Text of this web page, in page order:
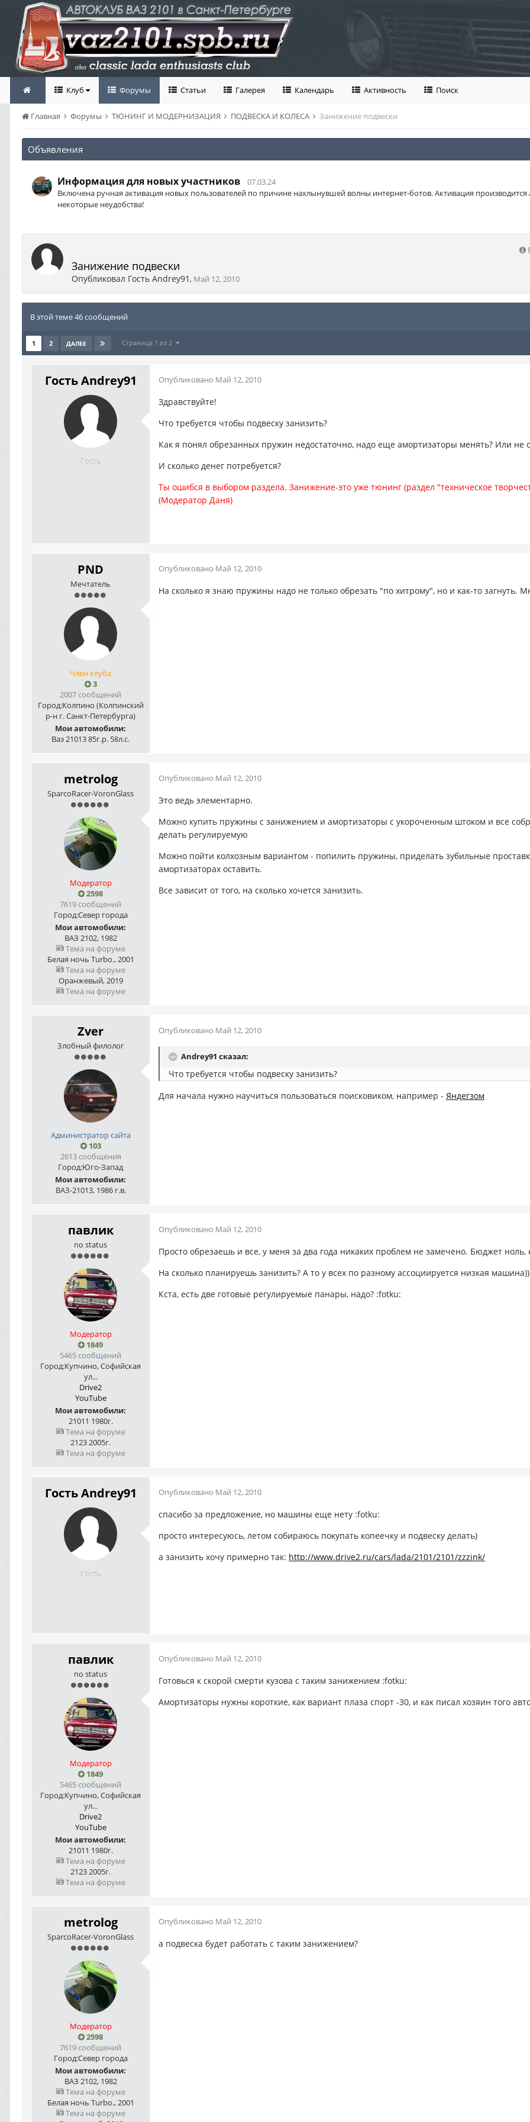
Клуб Форумы Статьи Галерея Календарь Активность Поиск
Главная Форумы ТЮНИНГ И МОДЕРНИЗАЦИЯ ПОДВЕСКА И КОЛЕСА Занижение подвески
Объявления
Информация для новых участников
07.03.24
Включена ручная активация новых пользователей по причине нахлынувшей волны интернет-ботов. Активация
некоторые неудобства!
Занижение подвески
Опубликовал Гость Andrey91, Май 12, 2010
В этой теме 46 сообщений
1 2 ДАЛЕЕ Страница 1 из 2
Гость Andrey91
Гость
Опубликовано Май 12, 2010
Здравствуйте!
Что требуется чтобы подвеску занизить?
Как я понял обрезанных пружин недостаточно, надо еще амортизаторы менять? Или не
И сколько денег потребуется?
Ты ошибся в выбором раздела. Занижение-это уже тюнинг (раздел "техническое
(Модератор Даня)
PND
Мечтатель
Член клуба
3
2007 сообщений
Город:Колпино (Колпинский
р-н г. Санкт-Петербурга)
Мои автомобили:
Ваз 21013 85г.р. 58л.с.
Опубликовано Май 12, 2010
На сколько я знаю пружины надо не только обрезать "по хитрому", но и как-то загнуть.
metrolog
SparcoRacer-VoronGlass
Модератор
2598
7619 сообщений
Город:Север города
Мои автомобили:
ВАЗ 2102, 1982
Тема на форуме
Белая ночь Turbo., 2001
Тема на форуме
Оранжевый, 2019
Тема на форуме
Опубликовано Май 12, 2010
Это ведь элементарно.
Можно купить пружины с занижением и амортизаторы с укороченным штоком и все
делать регулируемую
Можно пойти колхозным вариантом - попилить пружины, приделать зубильные
амортизаторах оставить.
Все зависит от того, на сколько хочется занизить.
Zver
Злобный филолог
Администратор сайта
103
2613 сообщения
Город:Юго-Запад
Мои автомобили:
ВАЗ-21013, 1986 г.в.
Опубликовано Май 12, 2010
Andrey91 сказал:
Что требуется чтобы подвеску занизить?
Для начала нужно научиться пользоваться поисковиком, например - Яндегзом
павлик
no status
Модератор
1849
5465 сообщений
Город:Купчино, Софийская
ул...
Drive2
YouTube
Мои автомобили:
21011 1980г.
Тема на форуме
2123 2005г.
Тема на форуме
Опубликовано Май 12, 2010
Просто обрезаешь и все, у меня за два года никаких проблем не замечено. Бюджет
На сколько планируешь занизить? А то у всех по разному ассоциируется низкая
Кста, есть две готовые регулируемые панары, надо? :fotku:
Гость Andrey91
Гость
Опубликовано Май 12, 2010
спасибо за предложение, но машины еще нету :fotku:
просто интересуюсь, летом собираюсь покупать копеечку и подвеску делать)
а занизить хочу примерно так: http://www.drive2.ru/cars/lada/2101/2101/zzzink/
павлик
no status
Модератор
1849
5465 сообщений
Город:Купчино, Софийская
ул...
Drive2
YouTube
Мои автомобили:
21011 1980г.
Тема на форуме
2123 2005г.
Тема на форуме
Опубликовано Май 12, 2010
Готовься к скорой смерти кузова с таким занижением :fotku:
Амортизаторы нужны короткие, как вариант плаза спорт -30, и как писал хозяин того
metrolog
SparcoRacer-VoronGlass
Модератор
2598
7619 сообщений
Город:Север города
Мои автомобили:
ВАЗ 2102, 1982
Тема на форуме
Белая ночь Turbo., 2001
Тема на форуме
Опубликовано Май 12, 2010
а подвеска будет работать с таким занижением?